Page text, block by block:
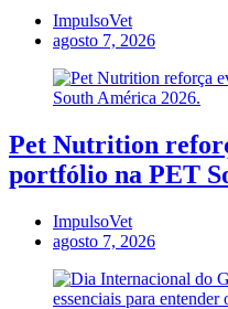
ImpulsoVet
agosto 7, 2026
Pet Nutrition
portfólio na PET
ImpulsoVet
agosto 7, 2026